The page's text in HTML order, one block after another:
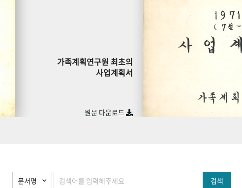
가족계획연구원 최초의
사업계획서
원문 다운로드
검색